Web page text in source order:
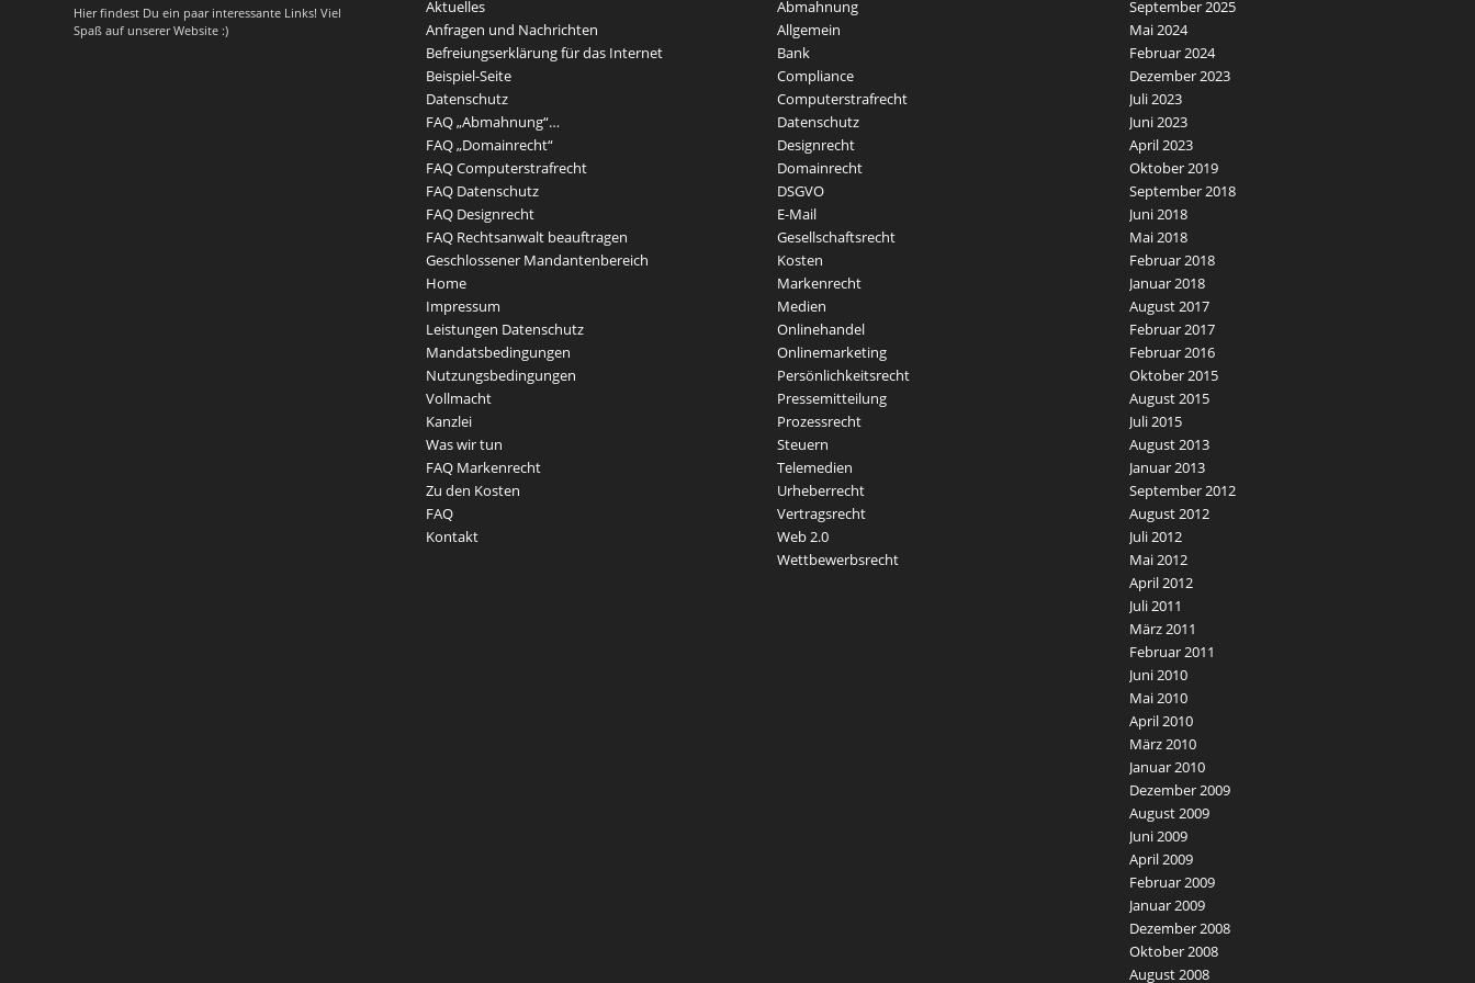
Hier findest Du ein paar interessante Links! Viel
Spaß auf unserer Website :)
Aktuelles
Anfragen und Nachrichten
Befreiungserklärung für das Internet
Beispiel-Seite
Datenschutz
FAQ „Abmahnung“…
FAQ „Domainrecht“
FAQ Computerstrafrecht
FAQ Datenschutz
FAQ Designrecht
FAQ Rechtsanwalt beauftragen
Geschlossener Mandantenbereich
Home
Impressum
Leistungen Datenschutz
Mandatsbedingungen
Nutzungsbedingungen
Vollmacht
Kanzlei
Was wir tun
FAQ Markenrecht
Zu den Kosten
FAQ
Kontakt
Abmahnung
Allgemein
Bank
Compliance
Computerstrafrecht
Datenschutz
Designrecht
Domainrecht
DSGVO
E-Mail
Gesellschaftsrecht
Kosten
Markenrecht
Medien
Onlinehandel
Onlinemarketing
Persönlichkeitsrecht
Pressemitteilung
Prozessrecht
Steuern
Telemedien
Urheberrecht
Vertragsrecht
Web 2.0
Wettbewerbsrecht
September 2025
Mai 2024
Februar 2024
Dezember 2023
Juli 2023
Juni 2023
April 2023
Oktober 2019
September 2018
Juni 2018
Mai 2018
Februar 2018
Januar 2018
August 2017
Februar 2017
Februar 2016
Oktober 2015
August 2015
Juli 2015
August 2013
Januar 2013
September 2012
August 2012
Juli 2012
Mai 2012
April 2012
Juli 2011
März 2011
Februar 2011
Juni 2010
Mai 2010
April 2010
März 2010
Januar 2010
Dezember 2009
August 2009
Juni 2009
April 2009
Februar 2009
Januar 2009
Dezember 2008
Oktober 2008
August 2008